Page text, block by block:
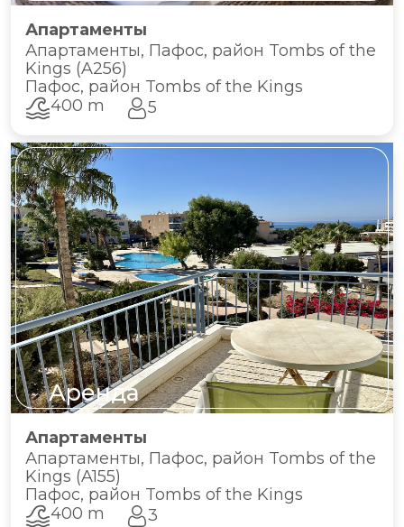
Апартаменты
Апартаменты, Пафос, район Tombs of the
Kings (A256)
Пафос, район Tombs of the Kings
400 m
5
Аренда
Апартаменты
Апартаменты, Пафос, район Tombs of the
Kings (A155)
Пафос, район Tombs of the Kings
400 m
3